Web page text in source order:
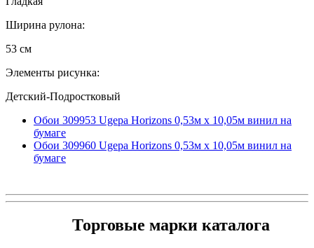
Ширина рулона:
53 см
Элементы рисунка:
Детский-Подростковый
Обои 309953 Ugepa Horizons 0,53м x 10,05м винил на
бумаге
Обои 309960 Ugepa Horizons 0,53м x 10,05м винил на
бумаге
Торговые марки каталога